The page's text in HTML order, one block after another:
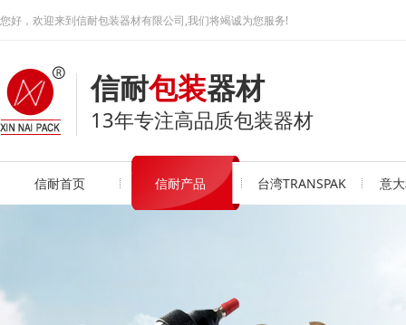
您好，欢迎来到信耐包装器材有限公司,我们将竭诚为您服务!
信耐包装器材
13年专注高品质包装器材
信耐首页 信耐产品 台湾TRANSPAK 意